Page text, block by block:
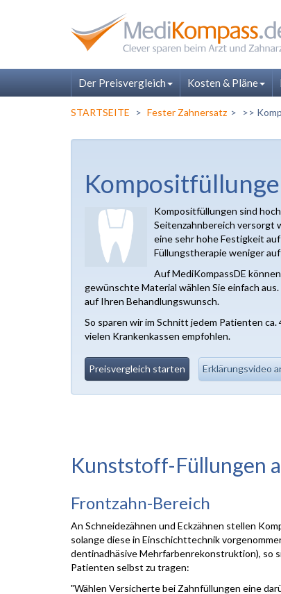
Der Preisvergleich Kosten & Pläne
STARTSEITE Fester Zahnersatz >>
Kompositfüllungen sind
Seitenzahnbereich versorgt
eine sehr hohe Festigkeit
Füllungstherapie weniger
Auf MediKompassDE
gewünschte Material wählen Sie einfach
auf Ihren Behandlungswunsch.
So sparen wir im Schnitt jedem Patienten
vielen Krankenkassen empfohlen.
Preisvergleich starten Erklärungsvideo
Kunststoff-Füllungen
Frontzahn-Bereich
An Schneidezähnen und Eckzähnen stellen
solange diese in Einschichttechnik
dentinadhäsive Mehrfarbenrekonstruktion), so
Patienten selbst zu tragen:
"Wählen Versicherte bei Zahnfüllungen eine